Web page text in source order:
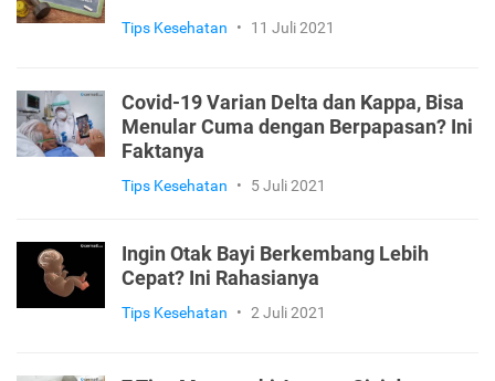
Tips Kesehatan • 11 Juli 2021
Covid-19 Varian Delta dan Kappa, Bisa
Menular Cuma dengan Berpapasan? Ini
Faktanya
Tips Kesehatan • 5 Juli 2021
Ingin Otak Bayi Berkembang Lebih
Cepat? Ini Rahasianya
Tips Kesehatan • 2 Juli 2021